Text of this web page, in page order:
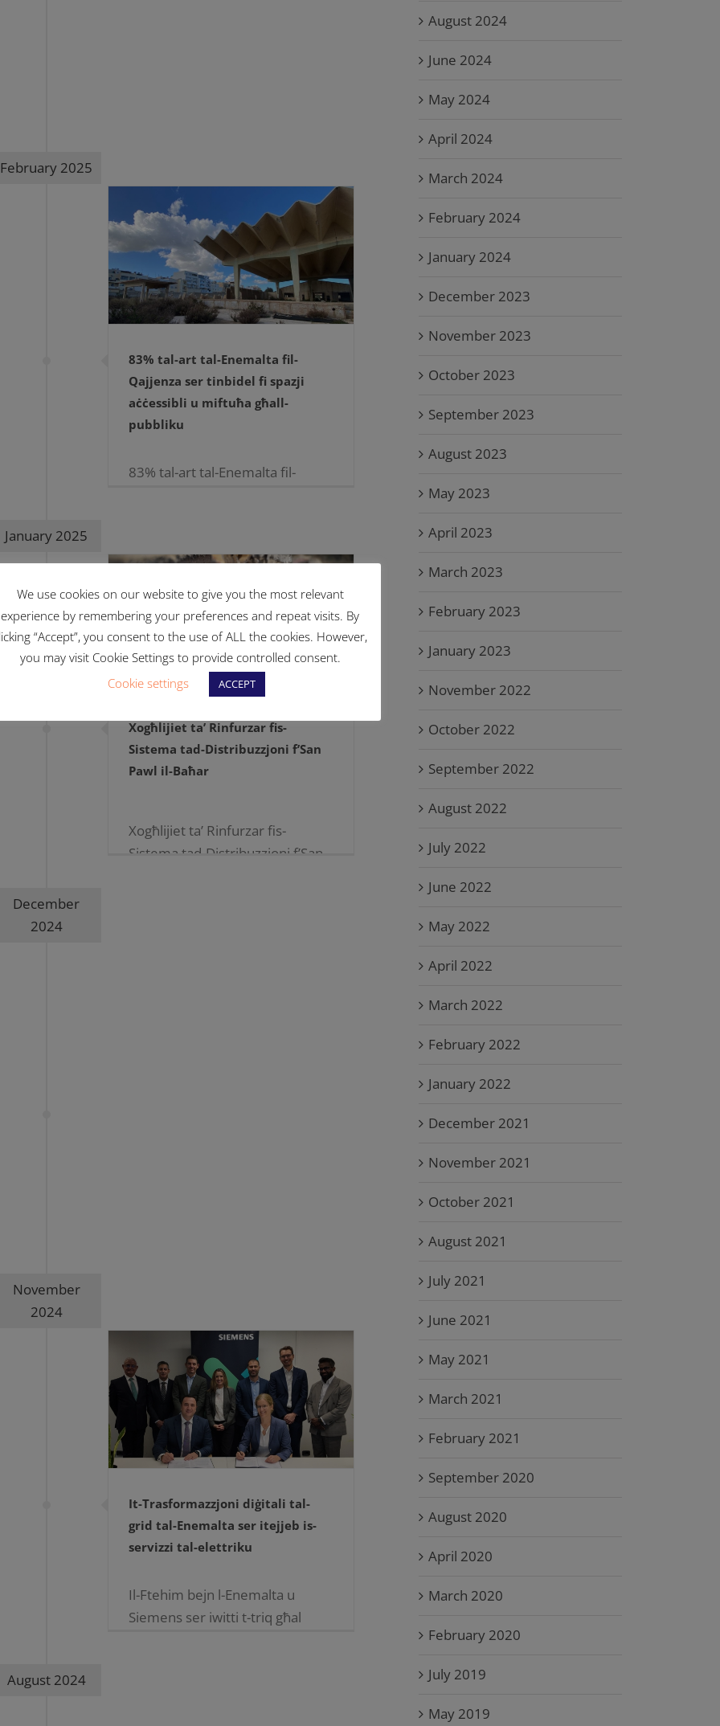
February 2025
83% tal-art tal-Enemalta fil-
Qajjenza ser tinbidel fi spazji
aċċessibli u miftuħa għall-
pubbliku
83% tal-art tal-Enemalta fil-
art industrijali tal-Enemalta fil-
Qajjenza ser tinbidel fi spazji
miftuħa u aċċessibbli
għallpubbliku. Dan [...]
January 2025
Xogħlijiet ta’ Rinfurzar fis-
Sistema tad-Distribuzzjoni f’San
Pawl il-Baħar
Xogħlijiet ta’ Rinfurzar fis-
Sistema tad-Distribuzzjoni f’San
December
2024
November
2024
It-Trasformazzjoni diġitali tal-
grid tal-Enemalta ser itejjeb is-
servizzi tal-elettriku
Il-Ftehim bejn l-Enemalta u
Siemens ser iwitti t-triq għal
August 2024
August 2024
June 2024
May 2024
April 2024
March 2024
February 2024
January 2024
December 2023
November 2023
October 2023
September 2023
August 2023
May 2023
April 2023
March 2023
February 2023
January 2023
November 2022
October 2022
September 2022
August 2022
July 2022
June 2022
May 2022
April 2022
March 2022
February 2022
January 2022
December 2021
November 2021
October 2021
August 2021
July 2021
June 2021
May 2021
March 2021
February 2021
September 2020
August 2020
April 2020
March 2020
February 2020
July 2019
May 2019
We use cookies on our website to give you the most relevant
experience by remembering your preferences and repeat visits. By
“Accept”, you consent to the use of ALL the cookies. However,
you may visit Cookie Settings to provide controlled consent.
Cookie settings
ACCEPT